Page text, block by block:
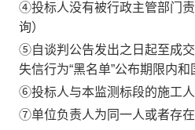
④投标人没有被行政主管部门
询）
⑤自谈判公告发出之日起至成
失信行为“黑名单”公布期限内
⑥投标人与本监测标段的施工
⑦单位负责人为同一人或者存